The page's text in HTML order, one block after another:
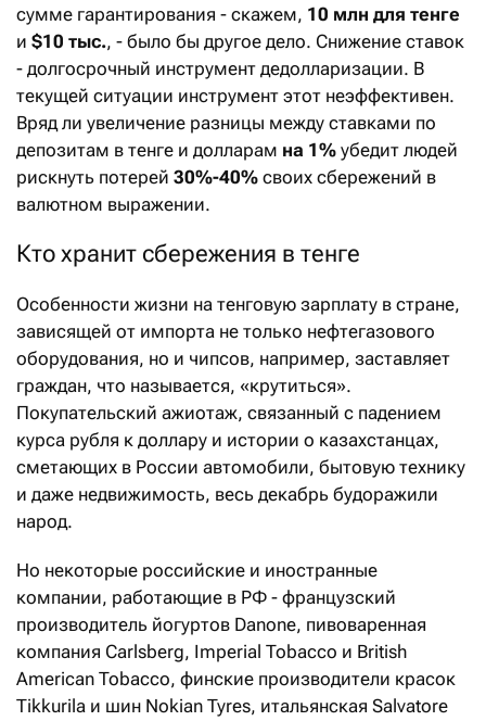
сумме гарантирования - скажем, 10 млн для тенге
и $10 тыс., - было бы другое дело. Снижение ставок
- долгосрочный инструмент дедолларизации. В
текущей ситуации инструмент этот неэффективен.
Вряд ли увеличение разницы между ставками по
депозитам в тенге и долларам на 1% убедит людей
рискнуть потерей 30%-40% своих сбережений в
валютном выражении.
Кто хранит сбережения в тенге
Особенности жизни на тенговую зарплату в стране,
зависящей от импорта не только нефтегазового
оборудования, но и чипсов, например, заставляет
граждан, что называется, «крутиться».
Покупательский ажиотаж, связанный с падением
курса рубля к доллару и истории о казахстанцах,
сметающих в России автомобили, бытовую технику
и даже недвижимость, весь декабрь будоражили
народ.
Но некоторые российские и иностранные
компании, работающие в РФ - французский
производитель йогуртов Danone, пивоваренная
компания Carlsberg, Imperial Tobacco и British
American Tobacco, финские производители красок
Tikkurila и шин Nokian Tyres, итальянская Salvatore